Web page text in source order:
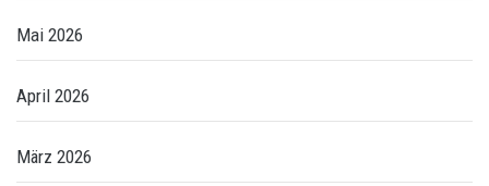
Mai 2026
April 2026
März 2026